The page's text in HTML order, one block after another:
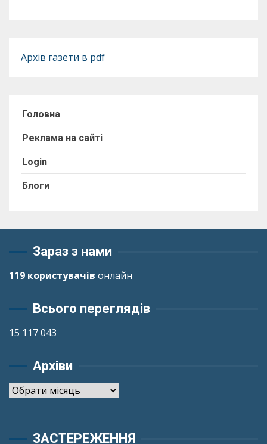
Архів газети в pdf
Головна
Реклама на сайті
Login
Блоги
Зараз з нами
119 користувачів онлайн
Всього переглядів
15 117 043
Архіви
Архіви
ЗАСТЕРЕЖЕННЯ